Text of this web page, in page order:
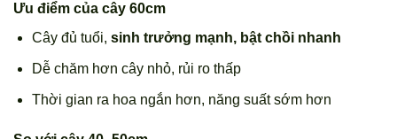
Ưu điểm của cây 60cm
Cây đủ tuổi, sinh trưởng mạnh, bật chồi nhanh
Dễ chăm hơn cây nhỏ, rủi ro thấp
Thời gian ra hoa ngắn hơn, năng suất sớm hơn